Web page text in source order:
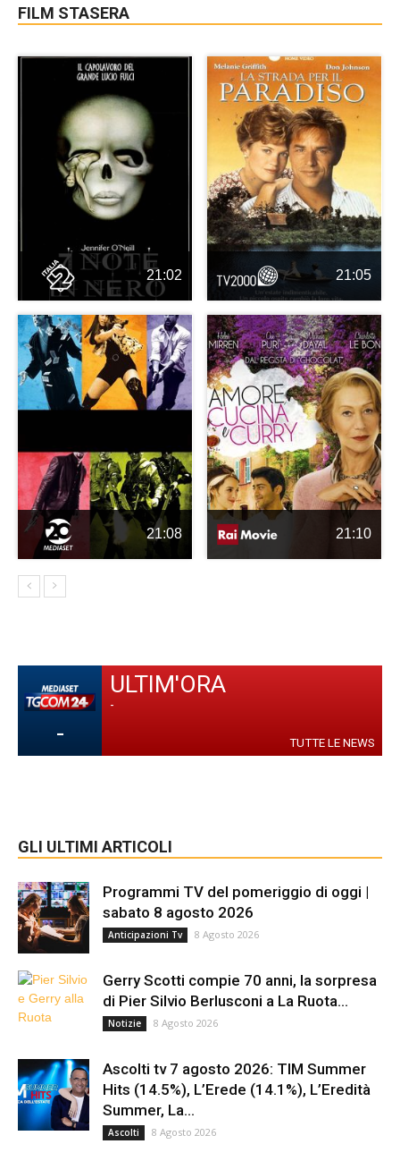
FILM STASERA
21:02 21:05
21:08 21:10
-
ULTIM'ORA
-
TUTTE LE NEWS
GLI ULTIMI ARTICOLI
Programmi TV del pomeriggio di oggi |
sabato 8 agosto 2026
Anticipazioni Tv 8 Agosto 2026
Gerry Scotti compie 70 anni, la sorpresa
di Pier Silvio Berlusconi a La Ruota...
Notizie 8 Agosto 2026
Ascolti tv 7 agosto 2026: TIM Summer
Hits (14.5%), L’Erede (14.1%), L’Eredità
Summer, La...
Ascolti 8 Agosto 2026